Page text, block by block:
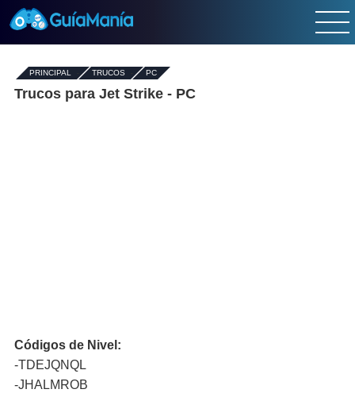
PRINCIPAL - TRUCOS- PC
Trucos para Jet Strike - PC
Códigos de Nivel:
-TDEJQNQL
-JHALMROB